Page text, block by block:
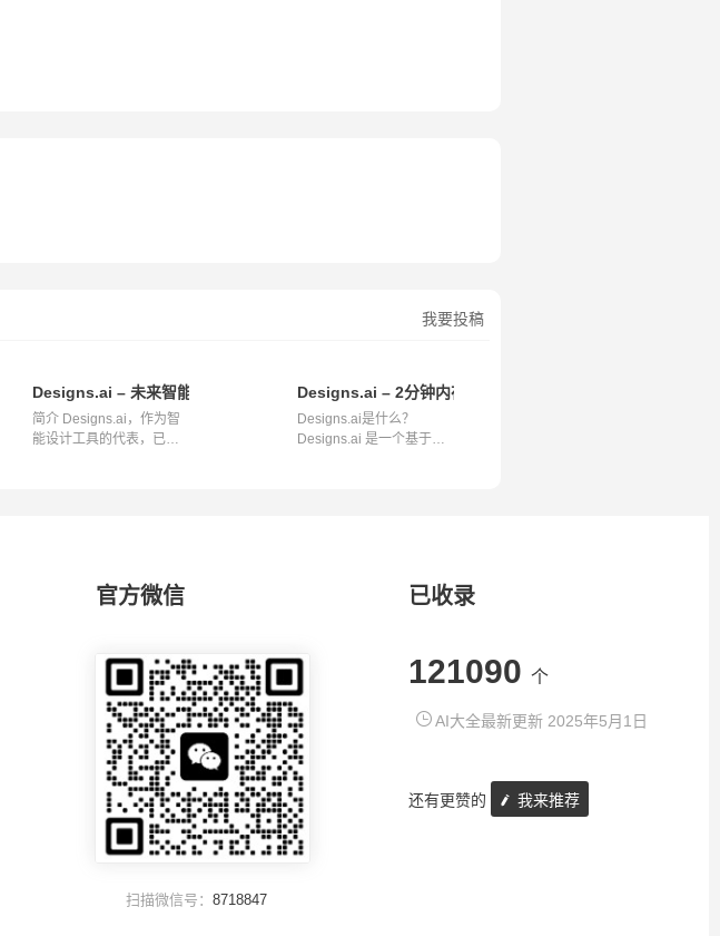
我要投稿
富,易于使用!
Designs.ai – 未来智能设计的领航者
简介 Designs.ai，作为智
能设计工具的代表，已经
Designs.ai – 2分钟内在线创建任何内容
Designs.ai是什么？
Designs.ai 是一个基于人
官方微信
扫描微信号：8718847
已收录
121090 个
AI大全最新更新 2025年5月1日
还有更赞的 我来推荐